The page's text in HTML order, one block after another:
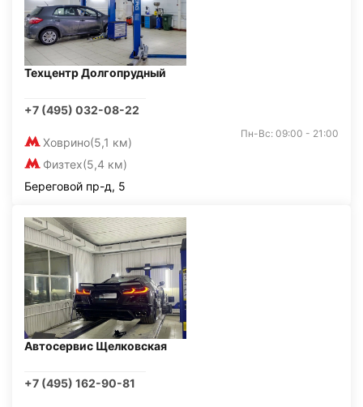
Техцентр Долгопрудный
+7 (495) 032-08-22
Ховрино(5,1 км)
Физтех(5,4 км)
Пн-Вс: 09:00 - 21:00
Береговой пр-д, 5
Автосервис Щелковская
+7 (495) 162-90-81